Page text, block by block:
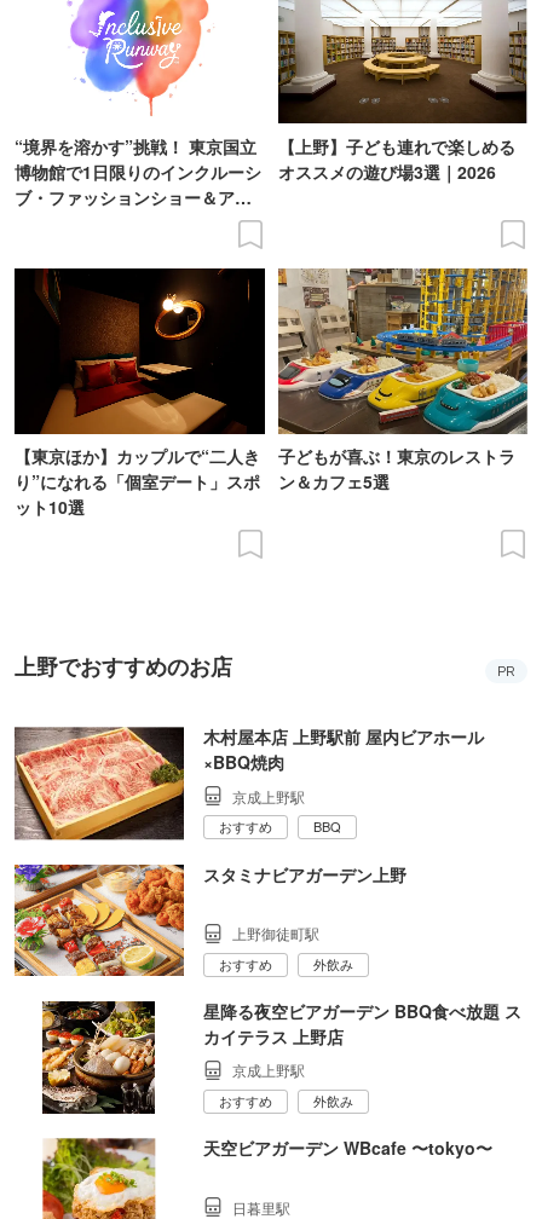
“境界を溶かす”挑戦！ 東京国立
博物館で1日限りのインクルーシ
ブ・ファッションショー＆アー
【上野】子ども連れで楽しめる
オススメの遊び場3選｜2026
【東京ほか】カップルで“二人き
り”になれる「個室デート」スポ
ット10選
子どもが喜ぶ！東京のレストラ
ン＆カフェ5選
上野でおすすめのお店 PR
木村屋本店 上野駅前 屋内ビアホール
×BBQ焼肉
京成上野駅
おすすめ BBQ
スタミナビアガーデン上野
上野御徒町駅
おすすめ 外飲み
星降る夜空ビアガーデン BBQ食べ放題 ス
カイテラス 上野店
京成上野駅
おすすめ 外飲み
天空ビアガーデン WBcafe 〜tokyo〜
日暮里駅